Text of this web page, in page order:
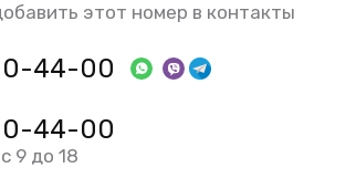
этот номер в контакты
44-00
44-00
9 до 18